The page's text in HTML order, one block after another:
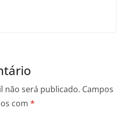
não será publicado. Campos
com *